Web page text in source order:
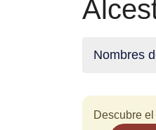
Nombres
Descubre